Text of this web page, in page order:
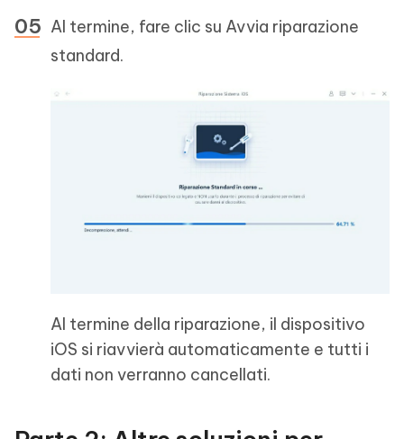
Al termine, fare clic su Avvia riparazione
standard.
Al termine della riparazione, il dispositivo
iOS si riavvierà automaticamente e tutti i
dati non verranno cancellati.